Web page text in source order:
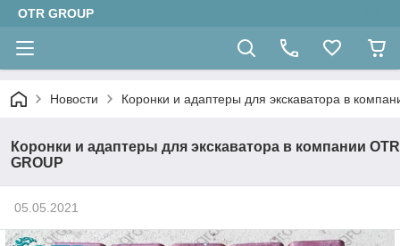
OTR GROUP
Новости Коронки и адаптеры для экскаватора в
Коронки и адаптеры для экскаватора в компании OTR
GROUP
05.05.2021